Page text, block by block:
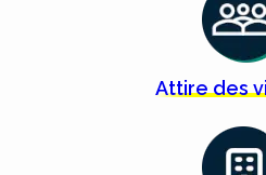
Attire des